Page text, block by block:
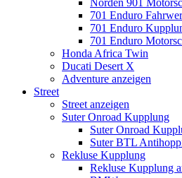
Norden 901
701 Enduro
701 Enduro
701 Enduro
Honda Africa Twin
Ducati Desert X
Adventure anzeigen
Street
Street anzeigen
Suter Onroad Kupplung
Suter Onroad
Suter BTL
Rekluse Kupplung
Rekluse Kupplung